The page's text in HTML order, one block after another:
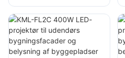
parkeringsplads-
og lagerbelysning
KML-FL2C 200W
LED-projektørlys